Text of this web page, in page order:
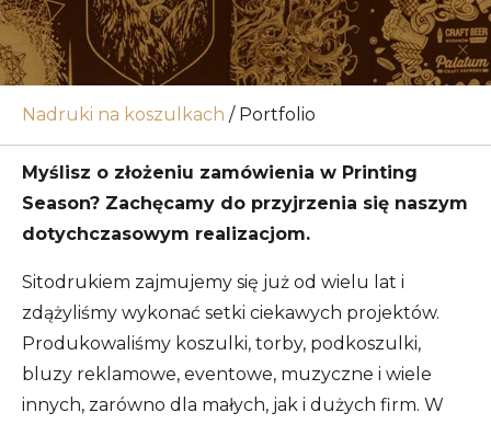
Nadruki na koszulkach / Portfolio
Myślisz o złożeniu zamówienia w Printing
Season? Zachęcamy do przyjrzenia się naszym
dotychczasowym realizacjom.
Sitodrukiem zajmujemy się już od wielu lat i
zdążyliśmy wykonać setki ciekawych projektów.
Produkowaliśmy koszulki, torby, podkoszulki,
bluzy reklamowe, eventowe, muzyczne i wiele
innych, zarówno dla małych, jak i dużych firm. W